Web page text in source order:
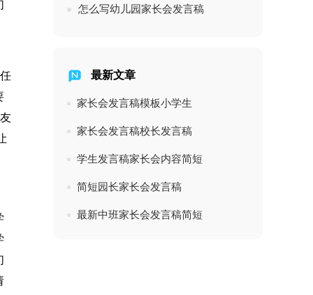
怎么写幼儿园家长会发言稿
最新文章
家长会发言稿模板小学生
家长会发言稿校长发言稿
学生发言稿家长会内容简短
简短园长家长会发言稿
最新中班家长会发言稿简短